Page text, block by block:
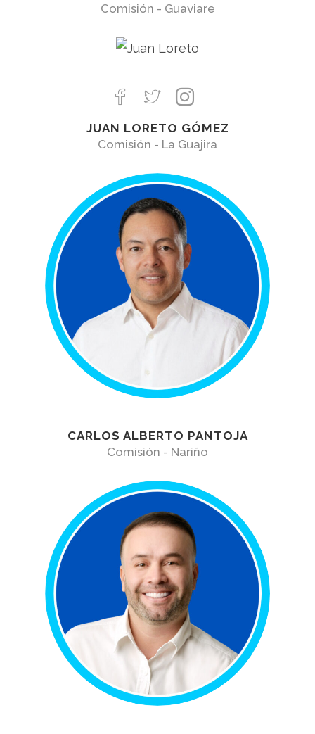
Comisión - Guaviare
JUAN LORETO GÓMEZ
Comisión - La Guajira
CARLOS ALBERTO PANTOJA
Comisión - Nariño